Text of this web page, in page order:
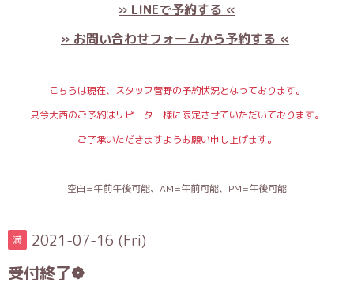
» LINEで予約する «
» お問い合わせフォームから予約する «
こちらは現在、スタッフ菅野の予約状況となっております。
只今大西のご予約はリピーター様に限定させていただいております。
ご了承いただきますようお願い申し上げます。
空白=午前午後可能、AM=午前可能、PM=午後可能
満 2021-07-16 (Fri)
受付終了❁